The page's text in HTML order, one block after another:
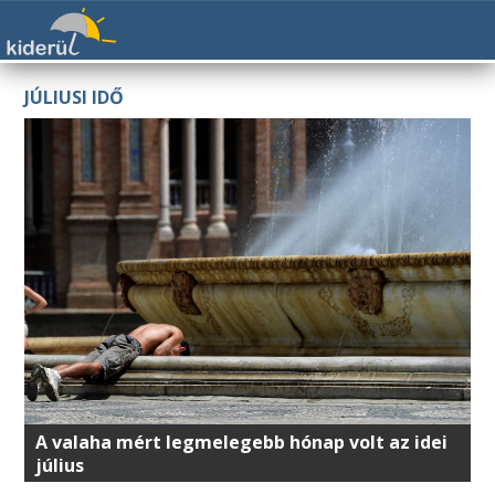
JÚLIUSI IDŐ
A valaha mért legmelegebb hónap volt az idei
július